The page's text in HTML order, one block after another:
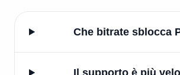
Che bitrate sblocca
Il supporto è più